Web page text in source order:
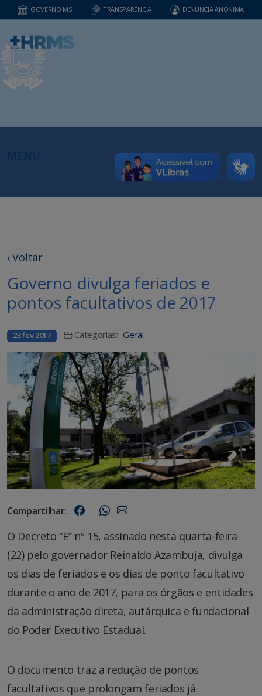
GOVERNO MS TRANSPARÊNCIA DENUNCIA ANÔNIMA
‹ Voltar
Governo divulga feriados e
pontos facultativos de 2017
23 fev 2017 Categorias: Geral
Compartilhar:
O Decreto “E” nº 15, assinado nesta quarta-feira
(22) pelo governador Reinaldo Azambuja, divulga
os dias de feriados e os dias de ponto facultativo
durante o ano de 2017, para os órgãos e entidades
da administração direta, autárquica e fundacional
do Poder Executivo Estadual.
O documento traz a redução de pontos
facultativos que prolongam feriados já